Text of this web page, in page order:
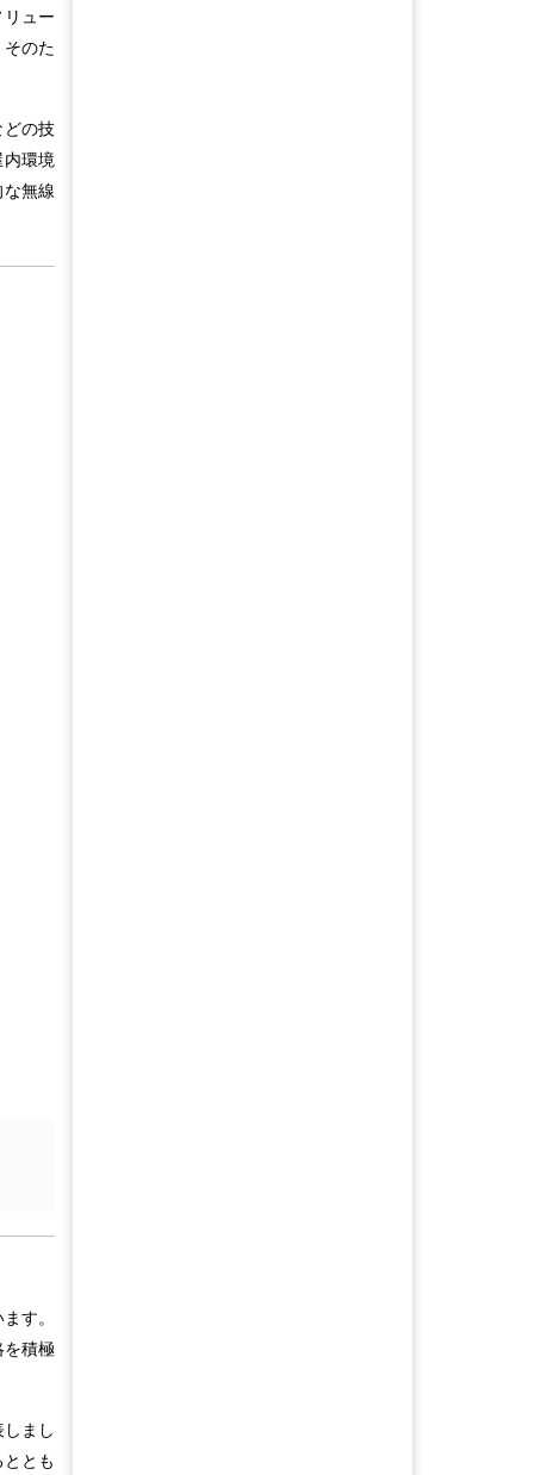
ュー
のた
の技
環境
無線
す。
積極
まし
とも